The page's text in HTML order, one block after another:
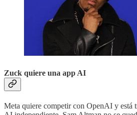
Zuck quiere una app AI
Meta quiere competir con OpenAI y está